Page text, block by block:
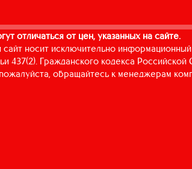
отличаться от цен, указанных на сайте.
носит исключительно
437(2). Гражданского кодекса
обращайтесь к менеджерам